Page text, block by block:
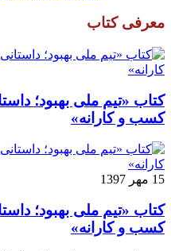
معرفی کتاب
کتاب «تیم ملی بهبود؛
کسب و کارانه»
15 مهر 1397
کتاب «تیم ملی بهبود؛
کسب و کارانه»